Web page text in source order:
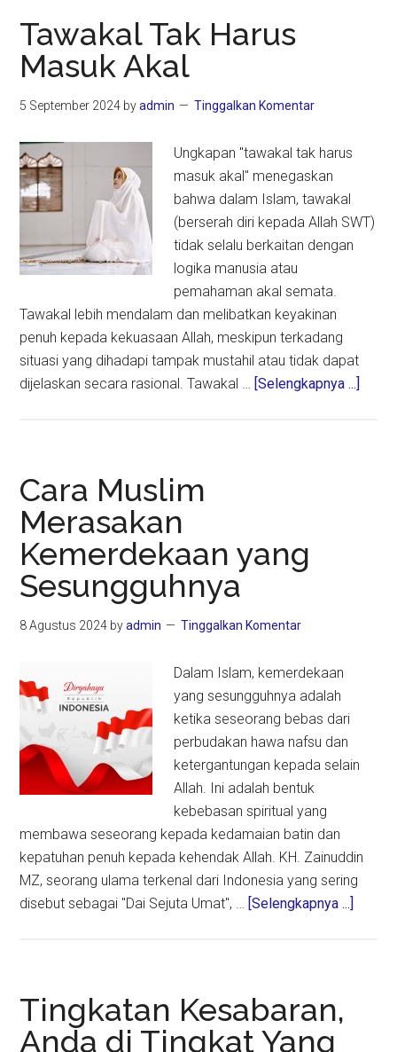
Tawakal Tak Harus
Masuk Akal
5 September 2024 byadmin Tinggalkan Komentar
Ungkapan "tawakal tak harus
masuk akal" menegaskan
bahwa dalam Islam, tawakal
(berserah diri kepada Allah SWT)
tidak selalu berkaitan dengan
logika manusia atau
pemahaman akal semata.
Tawakal lebih mendalam dan melibatkan keyakinan
penuh kepada kekuasaan Allah, meskipun terkadang
situasi yang dihadapi tampak mustahil atau tidak dapat
dijelaskan secara rasional. Tawakal … [Selengkapnya ...]
Cara Muslim
Merasakan
Kemerdekaan yang
Sesungguhnya
8 Agustus 2024 byadmin Tinggalkan Komentar
Dalam Islam, kemerdekaan
yang sesungguhnya adalah
ketika seseorang bebas dari
perbudakan hawa nafsu dan
ketergantungan kepada selain
Allah. Ini adalah bentuk
kebebasan spiritual yang
membawa seseorang kepada kedamaian batin dan
kepatuhan penuh kepada kehendak Allah. KH. Zainuddin
MZ, seorang ulama terkenal dari Indonesia yang sering
disebut sebagai "Dai Sejuta Umat", … [Selengkapnya ...]
Tingkatan Kesabaran,
Anda di Tingkat Yang